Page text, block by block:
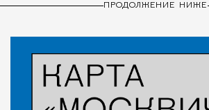
ПРОДОЛЖЕНИЕ НИЖЕ